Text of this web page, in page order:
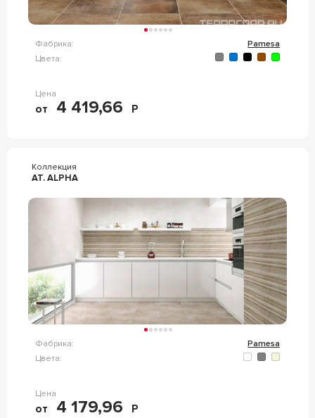
Фабрика:
Pamesa
Цвета:
Цена
от 4 419,66 Р
Коллекция
AT. ALPHA
Фабрика:
Pamesa
Цвета:
Цена
от 4 179,96 Р